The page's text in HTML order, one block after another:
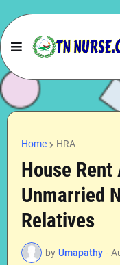
Home HRA
House
Unmarried
Relatives
by Umapathy -